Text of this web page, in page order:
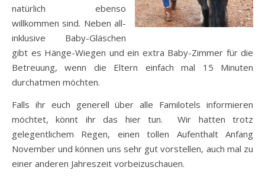
natürlich ebenso
willkommen sind. Neben all-
inklusive Baby-Gläschen
gibt es Hänge-Wiegen und ein extra Baby-Zimmer für die
Betreuung, wenn die Eltern einfach mal 15 Minuten
durchatmen möchten.
Falls ihr euch generell über alle Familotels informieren
möchtet, könnt ihr das hier tun. Wir hatten trotz
gelegentlichem Regen, einen tollen Aufenthalt Anfang
November und können uns sehr gut vorstellen, auch mal zu
einer anderen Jahreszeit vorbeizuschauen.